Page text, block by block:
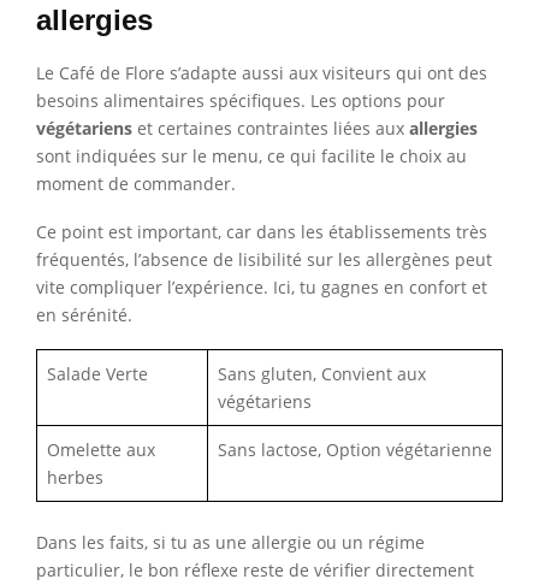
allergies
Le Café de Flore s’adapte aussi aux visiteurs qui ont des
besoins alimentaires spécifiques. Les options pour
végétariens et certaines contraintes liées aux allergies
sont indiquées sur le menu, ce qui facilite le choix au
moment de commander.
Ce point est important, car dans les établissements très
fréquentés, l’absence de lisibilité sur les allergènes peut
vite compliquer l’expérience. Ici, tu gagnes en confort et
en sérénité.
Salade Verte
Sans gluten, Convient aux
végétariens
Omelette aux
herbes
Sans lactose, Option végétarienne
Dans les faits, si tu as une allergie ou un régime
particulier, le bon réflexe reste de vérifier directement